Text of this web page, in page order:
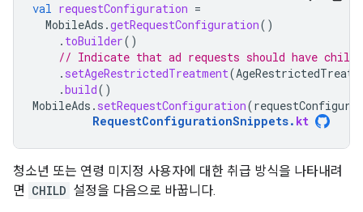
val requestConfiguration =
MobileAds .getRequestConfiguration()
. toBuilder()
// Indicate that ad requests should have child
. setAgeRestrictedTreatment(
.build()
MobileAds . setRequestConfiguration(
RequestConfigurationSnippets. kt
청소년 또는 연령 미지정 사용자에 대한 취급 방식을 나타내려
면 CHILD 설정을 다음으로 바꿉니다.